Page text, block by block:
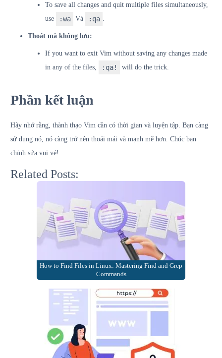
To save all changes and quit multiple files simultaneously,
use
:wa Và :qa
Thoát mà không lưu:
If you want to exit Vim without saving any changes made
in any of the files,
:qa! will do the trick.
Phần kết luận
Hãy nhớ rằng, thành thạo Vim cần có thời gian và luyện tập. Bạn càng
sử dụng nó, nó càng trở nên thoải mái và mạnh mẽ hơn. Chúc bạn
chỉnh sửa vui vẻ!
Related Posts:
How to Find Files in Linux: Mastering Find and Grep
Commands